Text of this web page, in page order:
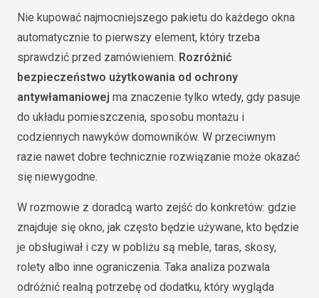
Nie kupować najmocniejszego pakietu do każdego okna
automatycznie to pierwszy element, który trzeba
sprawdzić przed zamówieniem. Rozróżnić
bezpieczeństwo użytkowania od ochrony
antywłamaniowej ma znaczenie tylko wtedy, gdy pasuje
do układu pomieszczenia, sposobu montażu i
codziennych nawyków domowników. W przeciwnym
razie nawet dobre technicznie rozwiązanie może okazać
się niewygodne.
W rozmowie z doradcą warto zejść do konkretów: gdzie
znajduje się okno, jak często będzie używane, kto będzie
je obsługiwał i czy w pobliżu są meble, taras, skosy,
rolety albo inne ograniczenia. Taka analiza pozwala
odróżnić realną potrzebę od dodatku, który wygląda